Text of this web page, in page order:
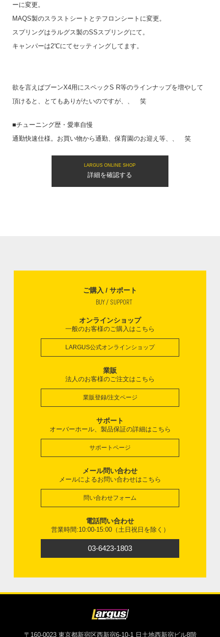
ーに変更。
MAQS製のスラストシートとテフロンシートに変更。
スプリングはラルグス製のSSスプリングにて。
キャンパーは2℃にてセッティングしてます。
欲を言えばブーンX4用にスペックS R等のラインナップを増やして
頂けると、とてもありがたいのですが、、 笑
■チューニング歴・愛車自慢
通勤快速仕様。お買い物から通勤、保育園のお迎え等、、 笑
LARGUS ONLINE SHOP
詳細を確認する
ご購入 / サポート
BUY / SUPPORT
オンラインショップ
一般のお客様のご購入はこちら
LARGUS公式オンラインショップ
業販
法人のお客様のご注文はこちら
業販登録/注文ページ
サポート
オーバーホール、製品保証の詳細はこちら
サポートページ
メール問い合わせ
メールによるお問い合わせはこちら
問い合わせフォーム
電話問い合わせ
営業時間:10:00-15:00（土日祝日を除く）
03-6423-1803
〒160-0023 東京都新宿区西新宿6-10-1 日土地西新宿ビル8階